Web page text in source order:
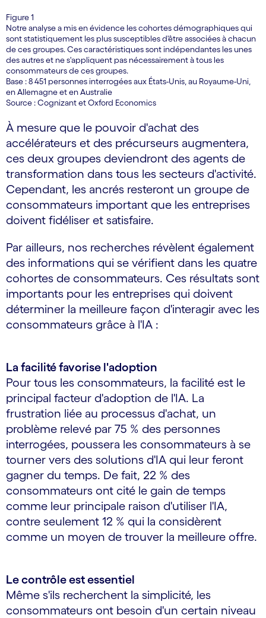
Figure 1
Notre analyse a mis en évidence les cohortes démographiques qui
sont statistiquement les plus susceptibles d'être associées à chacun
de ces groupes. Ces caractéristiques sont indépendantes les unes
des autres et ne s'appliquent pas nécessairement à tous les
consommateurs de ces groupes.
Base : 8 451 personnes interrogées aux États-Unis, au Royaume-Uni,
en Allemagne et en Australie
Source : Cognizant et Oxford Economics
À mesure que le pouvoir d'achat des
accélérateurs et des précurseurs augmentera,
ces deux groupes deviendront des agents de
transformation dans tous les secteurs d'activité.
Cependant, les ancrés resteront un groupe de
consommateurs important que les entreprises
doivent fidéliser et satisfaire.
Par ailleurs, nos recherches révèlent également
des informations qui se vérifient dans les quatre
cohortes de consommateurs. Ces résultats sont
importants pour les entreprises qui doivent
déterminer la meilleure façon d'interagir avec les
consommateurs grâce à l'IA :
La facilité favorise l'adoption
Pour tous les consommateurs, la facilité est le
principal facteur d'adoption de l'IA. La
frustration liée au processus d'achat, un
problème relevé par 75 % des personnes
interrogées, poussera les consommateurs à se
tourner vers des solutions d'IA qui leur feront
gagner du temps. De fait, 22 % des
consommateurs ont cité le gain de temps
comme leur principale raison d'utiliser l'IA,
contre seulement 12 % qui la considèrent
comme un moyen de trouver la meilleure offre.
Le contrôle est essentiel
Même s'ils recherchent la simplicité, les
consommateurs ont besoin d'un certain niveau